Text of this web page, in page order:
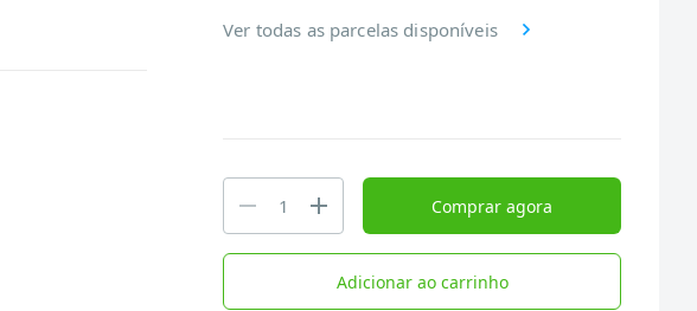
Ver todas as parcelas disponíveis
Comprar agora
Adicionar ao carrinho